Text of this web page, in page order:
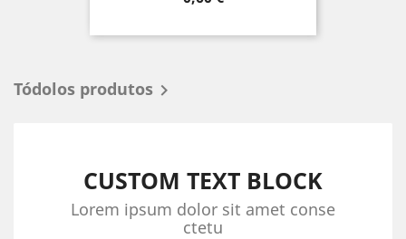
Tódolos produtos 
CUSTOM TEXT BLOCK
Lorem ipsum dolor sit amet conse
ctetu